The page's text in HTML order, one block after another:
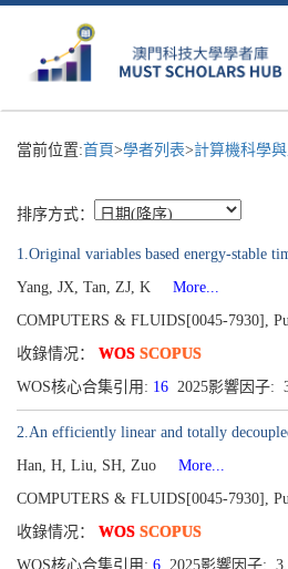
當前位置:首頁>學者列表>計算機科學
排序方式：
1.Original variables based energy-stable
Yang, JX, Tan, ZJ, K
More...
COMPUTERS & FLUIDS[0045-7930],
收錄情况： WOS SCOPUS
WOS核心合集引用: 16 2025影響因子:
2.An efficiently linear and totally
Han, H, Liu, SH, Zuo
More...
COMPUTERS & FLUIDS[0045-7930],
收錄情况： WOS SCOPUS
WOS核心合集引用: 6 2025影響因子: